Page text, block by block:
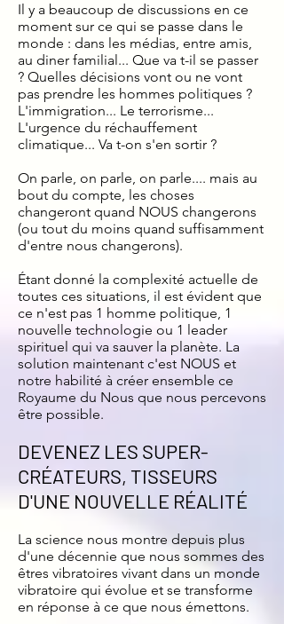
Il y a beaucoup de discussions en ce
moment sur ce qui se passe dans le
monde : dans les médias, entre amis,
au diner familial... Que va t-il se passer
? Quelles décisions vont ou ne vont
pas prendre les hommes politiques ?
L'immigration... Le terrorisme...
L'urgence du réchauffement
climatique... Va t-on s'en sortir ?
On parle, on parle, on parle.... mais au
bout du compte, les choses
changeront quand NOUS changerons
(ou tout du moins quand suffisamment
d'entre nous changerons).
Étant donné la complexité actuelle de
toutes ces situations, il est évident que
ce n'est pas 1 homme politique, 1
nouvelle technologie ou 1 leader
spirituel qui va sauver la planète. La
solution maintenant c'est NOUS et
notre habilité à créer ensemble ce
Royaume du Nous que nous percevons
être possible.
DEVENEZ LES SUPER-
CRÉATEURS, TISSEURS
D'UNE NOUVELLE RÉALITÉ
La science nous montre depuis plus
d'une décennie que nous sommes des
êtres vibratoires vivant dans un monde
vibratoire qui évolue et se transforme
en réponse à ce que nous émettons.